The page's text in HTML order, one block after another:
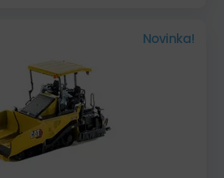
Novinka!